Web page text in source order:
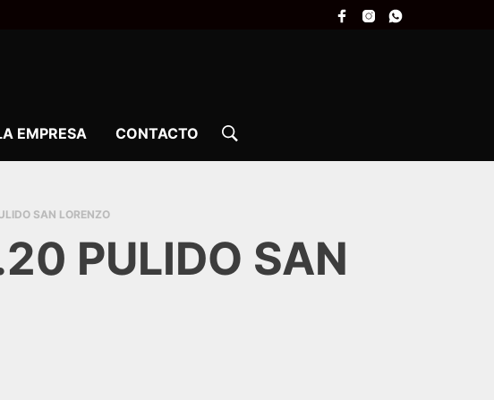
EMPRESA CONTACTO
SAN LORENZO
PULIDO SAN